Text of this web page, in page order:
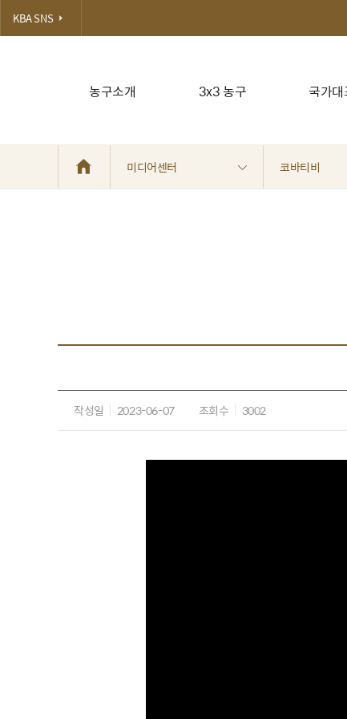
농구소개 3x3 농구 국가대
KBA SNS
미디어센터 코바티비
작성일 2023-06-07 조회수 3002